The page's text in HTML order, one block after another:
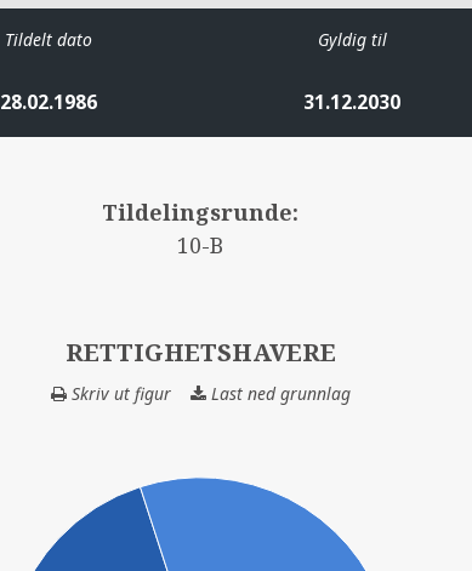
Tildelt dato
28.02.1986
Gyldig til
31.12.2030
Tildelingsrunde:
10-B
RETTIGHETSHAVERE
Skriv ut figur Last ned grunnlag